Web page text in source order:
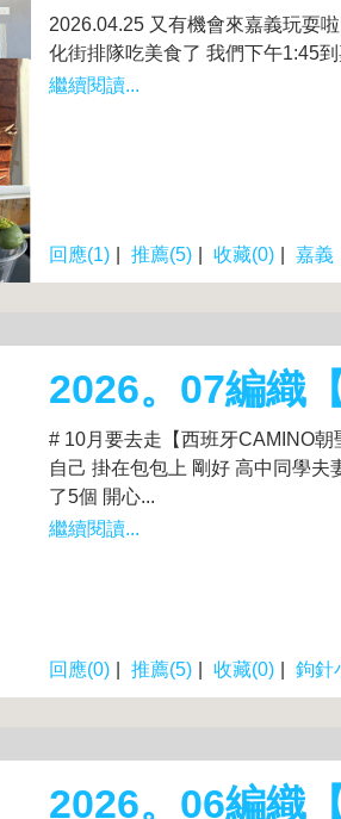
2026.04.25 又有機會來嘉義玩耍
化街排隊吃美食了 我們下午1:45
繼續閱讀...
回應(1) 推薦(5) 收藏(0) 嘉義
2026。07編織
# 10月要去走【西班牙CAMINO
自己 掛在包包上 剛好 高中同學
了5個 開心...
繼續閱讀...
回應(0) 推薦(5) 收藏(0) 鉤針
2026。06編織